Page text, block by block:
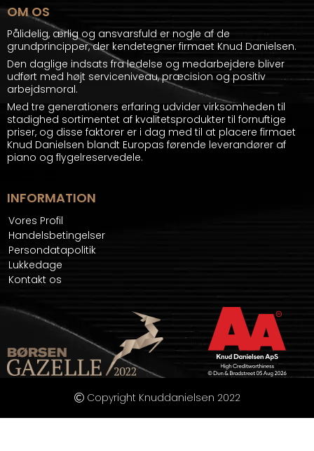
OM OS
Pålidelig, ærlig og ansvarsfuld er nogle af de
grundprincipper, der kendetegner firmaet Knud Danielsen.
Den daglige indsats fra ledelse og medarbejdere bliver
udført med højt serviceniveau, præcision og positiv
arbejdsmoral.
Med tre generationers erfaring udvider virksomheden til
stadighed sortimentet af kvalitetsprodukter til fornuftige
priser, og disse faktorer er i dag med til at placere firmaet
Knud Danielsen blandt Europas førende leverandører af
piano og flygelreservedele.
INFORMATION
Vores Profil
Handelsbetingelser
Persondatapolitik
Lukkedage
Kontakt os
Copyright Knuddanielsen 2022